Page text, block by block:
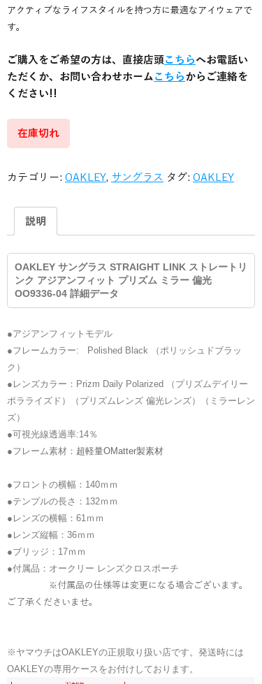
アクティブなライフスタイルを持つ方に最適なアイウェアで
す。
ご購入をご希望の方は、直接店頭こちらへお電話い
ただくか、お問い合わせホームこちらからご連絡を
ください!!
在庫切れ
カテゴリー: OAKLEY, サングラス タグ: OAKLEY
説明
OAKLEY サングラス STRAIGHT LINK ストレートリ
ンク アジアンフィット プリズム ミラー 偏光
OO9336-04 詳細データ
●アジアンフィットモデル
●フレームカラー: Polished Black （ポリッシュドブラッ
ク）
●レンズカラー：Prizm Daily Polarized （プリズムデイリー
ポラライズド）（プリズムレンズ 偏光レンズ）（ミラーレン
ズ）
●可視光線透過率:14％
●フレーム素材： 超軽量OMatter製素材
●フロントの横幅：140ｍｍ
●テンプルの長さ：132ｍｍ
●レンズの横幅：61 ｍｍ
●レンズ縦幅：36ｍｍ
●ブリッジ：17ｍｍ
●付属品：オークリー レンズクロスポーチ
※付属品の仕様等は変更になる場合ございます。
ご了承くださいませ。
※ヤマウチはOAKLEYの正規取り扱い店です。発送時には
OAKLEYの専用ケースをお付けしております。